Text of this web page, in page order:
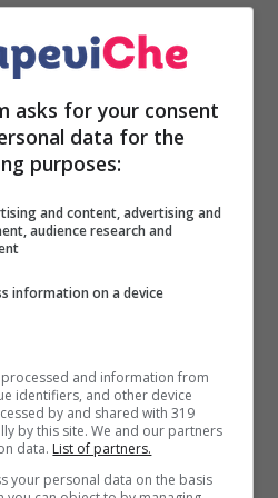
naturale che rafforza
e protegge dalle
le piccole ferite
strofinandoci sopra uno
antiossidantiche
cuore e ritardano
aiuta l’organismo a
migliora la funzionalità del
mangiato l’aglio crudo?
e come fare
sono i benefici che
asks for your consent
data for the
purposes:
and content, advertising and
audience research and
information on a device
and information from
identifiers, and other device
by and shared with 319
by this site. We and our partners
data. List of partners.
your personal data on the basis